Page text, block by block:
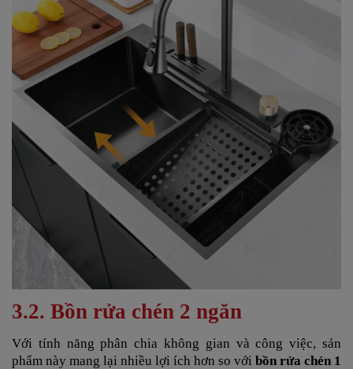
3.2. Bồn rửa chén 2 ngăn
Với tính năng phân chia không gian và công việc, sản
phẩm này mang lại nhiều lợi ích hơn so với bồn rửa chén 1